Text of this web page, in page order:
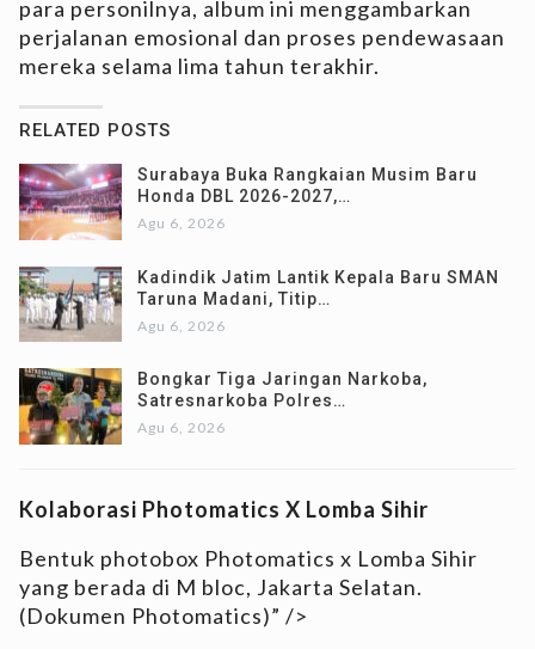
para personilnya, album ini menggambarkan
perjalanan emosional dan proses pendewasaan
mereka selama lima tahun terakhir.
RELATED POSTS
Surabaya Buka Rangkaian Musim Baru
Honda DBL 2026-2027,…
Agu 6, 2026
Kadindik Jatim Lantik Kepala Baru SMAN
Taruna Madani, Titip…
Agu 6, 2026
Bongkar Tiga Jaringan Narkoba,
Satresnarkoba Polres…
Agu 6, 2026
Kolaborasi Photomatics X Lomba Sihir
Bentuk photobox Photomatics x Lomba Sihir
yang berada di M bloc, Jakarta Selatan.
(Dokumen Photomatics)” />